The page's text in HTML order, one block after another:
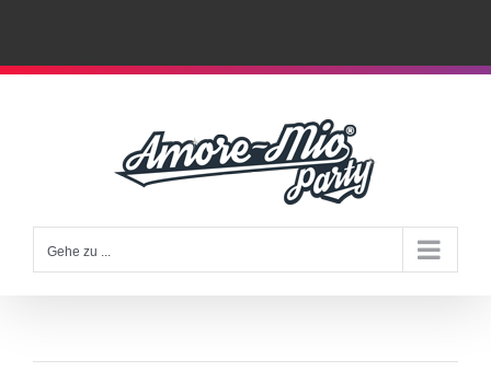
Zum
Gehe zu ...